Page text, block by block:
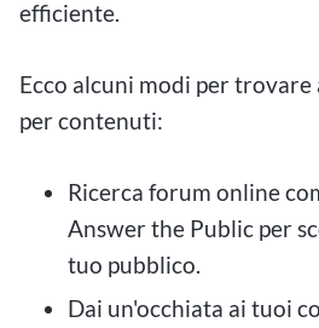
efficiente.
Ecco alcuni modi per
per contenuti:
Ricerca forum online
Answer the Public per
tuo pubblico.
Dai un'occhiata ai tuoi